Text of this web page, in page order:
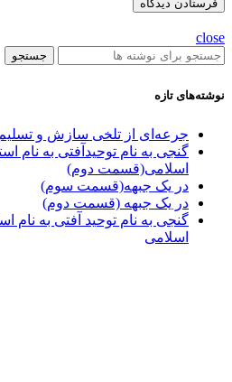
close
جستجو
نوشته‌های تازه
جرعه‌ای از تلخی سازش و تسلیم
گنجی به نام توحیدآفتی به نام
اسلامی(قسمت دوم)
در یک جبهه(قسمت سوم)
در یک جبهه (قسمت دوم)
گنجی به نام توحید آفتی به نام
اسلامی